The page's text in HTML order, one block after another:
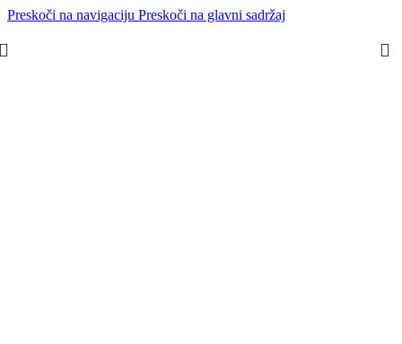
Preskoči na navigaciju Preskoči na glavni sadržaj